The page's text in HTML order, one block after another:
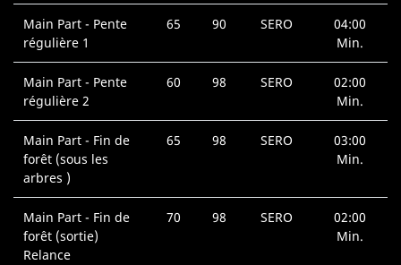
Main Part - Pente
régulière 1
65 90 SERO
04:00
Min.
Main Part - Pente
régulière 2
60 98 SERO
02:00
Min.
Main Part - Fin de
forêt (sous les
arbres )
65 98 SERO
03:00
Min.
Main Part - Fin de
forêt (sortie)
Relance
70 98 SERO
02:00
Min.